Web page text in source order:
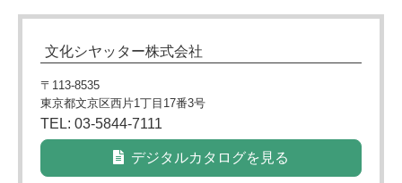
文化シヤッター株式会社
〒113-8535
東京都文京区西片1丁目17番3号
TEL: 03-5844-7111
デジタルカタログを見る